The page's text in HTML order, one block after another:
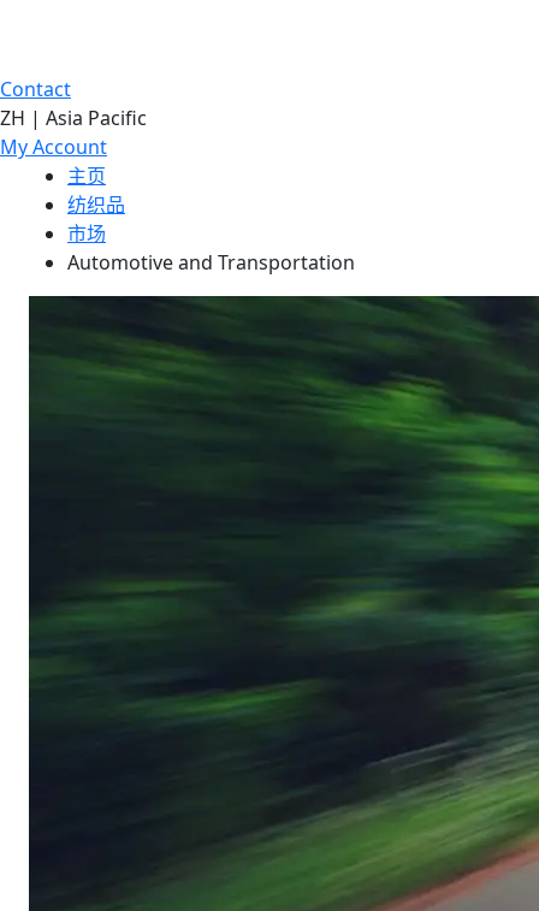
Contact
ZH | Asia Pacific
My Account
主页
纺织品
市场
Automotive and Transportation